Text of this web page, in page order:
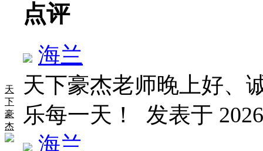
天
下
豪
杰
点评
海兰
天下豪杰老师晚上好、
乐每一天！ 发表于
海兰